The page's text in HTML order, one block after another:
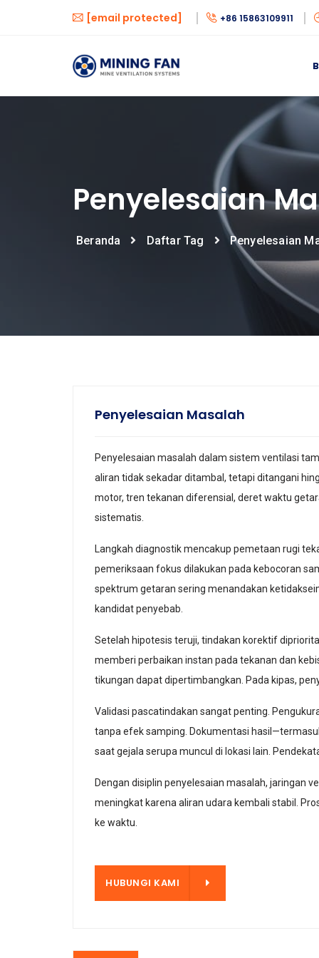
[email protected] +86 15863109911
Penyelesaian
Beranda Daftar Tag Penyelesaian
Penyelesaian Masalah
Penyelesaian masalah dalam sistem ventilasi
aliran tidak sekadar ditambal, tetapi ditangani
motor, tren tekanan diferensial, deret waktu
sistematis.
Langkah diagnostik mencakup pemetaan rugi
pemeriksaan fokus dilakukan pada kebocoran
spektrum getaran sering menandakan
kandidat penyebab.
Setelah hipotesis teruji, tindakan korektif
memberi perbaikan instan pada tekanan dan
tikungan dapat dipertimbangkan. Pada kipas,
Validasi pascatindakan sangat penting.
tanpa efek samping. Dokumentasi
saat gejala serupa muncul di lokasi lain.
Dengan disiplin penyelesaian masalah, jaringan
meningkat karena aliran udara kembali stabil.
ke waktu.
HUBUNGI KAMI